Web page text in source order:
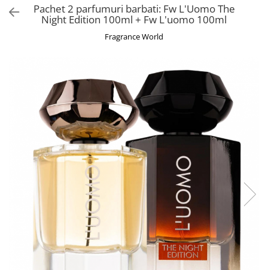
Pachete EL si EA
Parfumuri Femei
Cele mai noi
Tipuri Parfumuri
Parfumuri Citrice
Parfumuri Condimentate
Parfumuri Dulci
Parfumuri Exotice
Parfumuri Fresh
Parfumuri Florale
Parfumuri Fructate
Parfumuri Lemnoase
Pachet 2 parfumuri barbati: Fw L'Uomo The
Night Edition 100ml + Fw L'uomo 100ml
Fragrance World